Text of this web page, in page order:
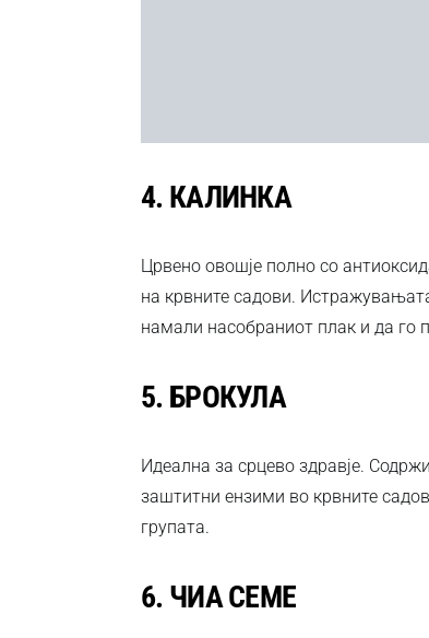
4. КАЛИНКА
Црвено овошје полно со
на крвните садови.
намали насобраниот плак и да го
5. БРОКУЛА
Идеална за срцево здравје.
заштитни ензими во крвните
групата.
6. ЧИА СЕМЕ